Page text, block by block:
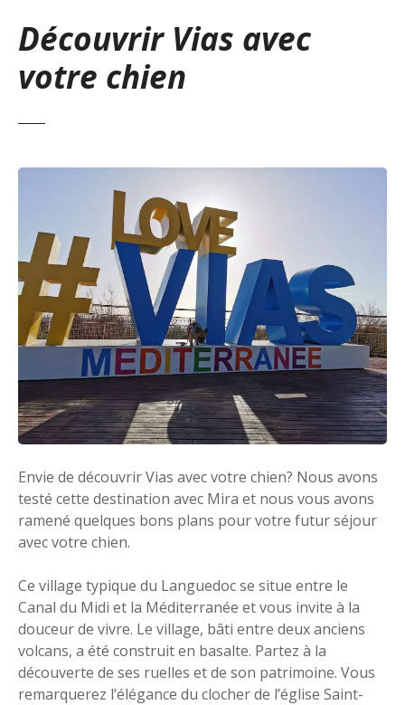
Découvrir Vias avec
votre chien
Envie de découvrir Vias avec votre chien? Nous avons
testé cette destination avec Mira et nous vous avons
ramené quelques bons plans pour votre futur séjour
avec votre chien.
Ce village typique du Languedoc se situe entre le
Canal du Midi et la Méditerranée et vous invite à la
douceur de vivre. Le village, bâti entre deux anciens
volcans, a été construit en basalte. Partez à la
découverte de ses ruelles et de son patrimoine. Vous
remarquerez l’élégance du clocher de l’église Saint-